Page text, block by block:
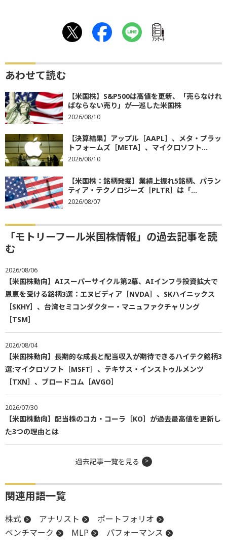
ｱﾝｹｰﾄ
あわせて読む
【米国株】S&P500は高値を更新、「売らなけれ
ばならない売り」が一巡した米国株
2026/08/10
【決算結果】アップル［AAPL］、メタ・プラッ
トフォームズ［META］、マイクロソフト...
2026/08/10
【米国株：銘柄発掘】業績上振れ5銘柄、パラン
ティア・テクノロジーズ［PLTR］は「...
2026/08/07
「モトリーフール米国株情報」の過去記事を読
む
2026/08/06
【米国株動向】AIスーパーサイクル第2幕、AIインフラ投資拡大で
恩恵を受ける銘柄3選：エヌビディア［NVDA］、SKハイニックス
［SKHY］、台湾セミコンダクター・マニュファクチャリング
［TSM］
2026/08/04
【米国株動向】長期的な成長と配当収入が期待できるハイテク銘柄3
選:マイクロソフト［MSFT］、テキサス・インストゥルメンツ
［TXN］、ブロードコム［AVGO］
2026/07/30
【米国株動向】配当株のコカ・コーラ［KO］が過去最高値を更新し
た3つの理由とは
過去記事一覧を見る
関連用語一覧
株式 アナリスト
ポートフォリオ
ベンチマーク
MLP パフォーマンス